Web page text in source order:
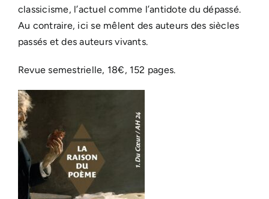
classicisme, l’actuel comme l’antidote du dépassé.
Au contraire, ici se mêlent des auteurs des siècles
passés et des auteurs vivants.
Revue semestrielle, 18€, 152 pages.